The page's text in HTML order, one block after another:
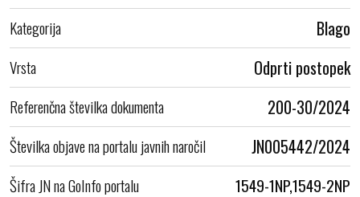
Kategorija Blago
Vrsta Odprti postopek
Referenčna številka dokumenta 200-30/2024
Številka objave na portalu javnih naročil JN005442/2024
Šifra JN na GoInfo portalu
1549-1NP,1549-2NP